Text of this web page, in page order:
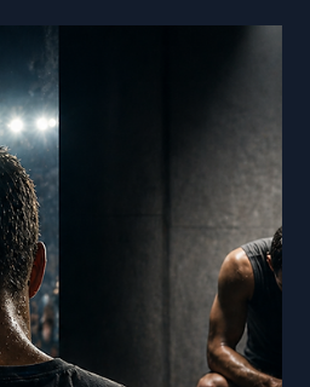
Sotto
le Scelte degli
Quando i Corpi si